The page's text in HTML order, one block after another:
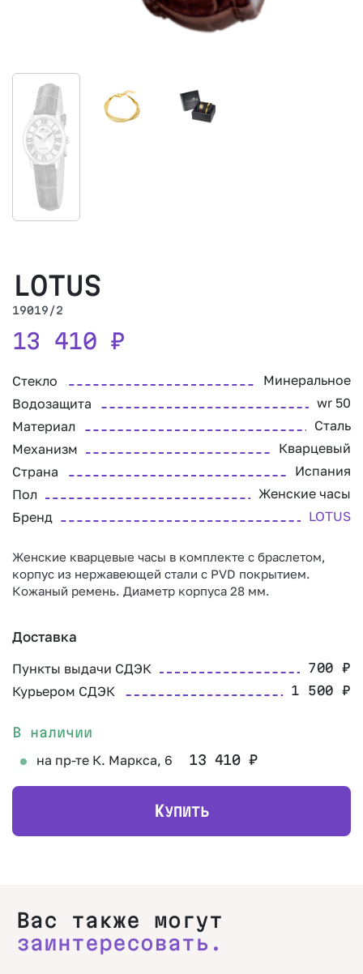
LOTUS
19019/2
13 410 ₽
Стекло
Минеральное
Водозащита
wr 50
Материал
Сталь
Механизм
Кварцевый
Страна
Испания
Пол
Женские часы
Бренд
LOTUS
Женские кварцевые часы в комплекте с браслетом,
корпус из нержавеющей стали с PVD покрытием.
Кожаный ремень. Диаметр корпуса 28 мм.
Доставка
Пункты выдачи СДЭК 700₽
Курьером СДЭК 1 500₽
В наличии
на пр-те К. Маркса, 6 13 410₽
КУПИТЬ
Вас также могут
заинтересовать.